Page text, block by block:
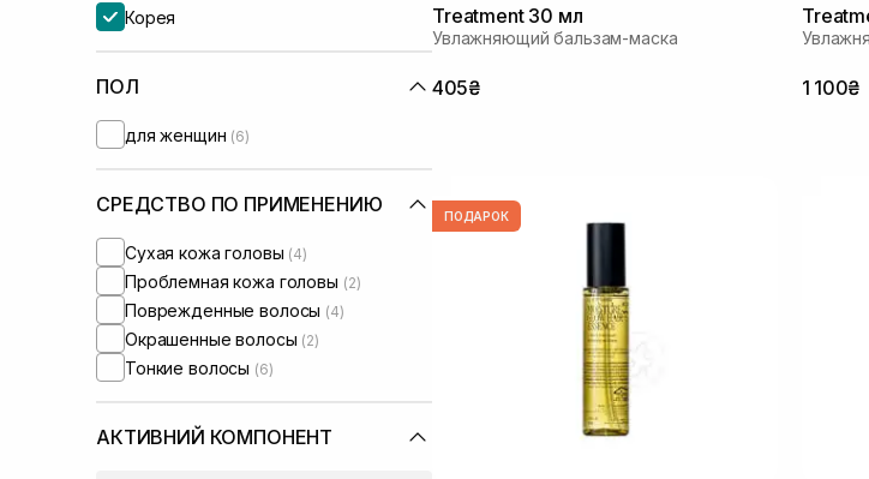
Корея
ПОЛ
для женщин (6)
СРЕДСТВО ПО ПРИМЕНЕНИЮ
Сухая кожа головы (4)
Проблемная кожа головы (2)
Поврежденные волосы (4)
Окрашенные волосы (2)
Тонкие волосы (6)
АКТИВНИЙ КОМПОНЕНТ
Treatment 30 мл
Увлажняющий бальзам-маска
405₴ 1 100₴
ПОДАРОК